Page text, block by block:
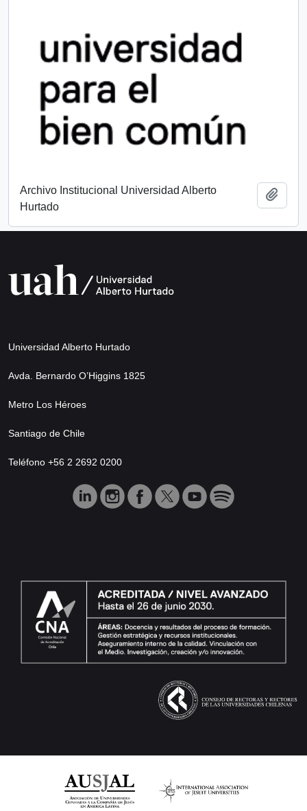
Archivo Institucional Universidad Alberto
Hurtado
Universidad Alberto Hurtado
Avda. Bernardo O’Higgins 1825
Metro Los Héroes
Santiago de Chile
Teléfono +56 2 2692 0200